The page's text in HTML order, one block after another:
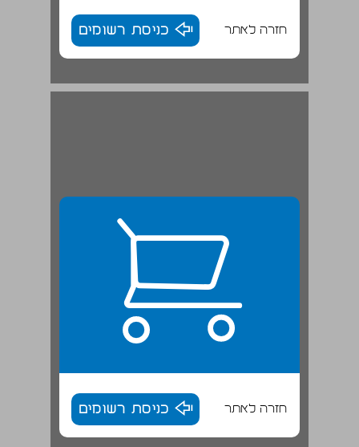
חזרה לאתר כניסת רשומים
מה שרואים משם לא רואים מכאן: היבטים ותובנות בהיסטוריוגרפיה הישראלית ... 23
חזרה לאתר כניסת רשומים